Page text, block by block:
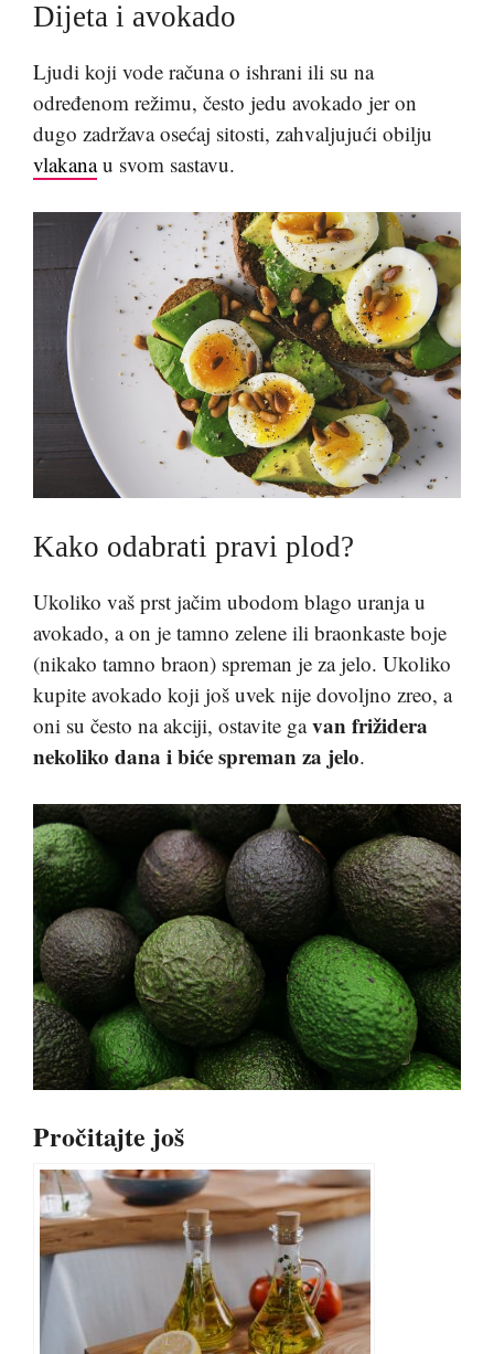
Dijeta i avokado
Ljudi koji vode računa o ishrani ili su na
određenom režimu, često jedu avokado jer on
dugo zadržava osećaj sitosti, zahvaljujući obilju
vlakanau svom sastavu.
Kako odabrati pravi plod?
Ukoliko vaš prst jačim ubodom blago uranja u
avokado, a on je tamno zelene ili braonkaste boje
(nikako tamno braon) spreman je za jelo. Ukoliko
kupite avokado koji još uvek nije dovoljno zreo, a
oni su često na akciji, ostavite gavan frižidera
nekoliko dana i biće spreman za jelo.
Pročitajte još